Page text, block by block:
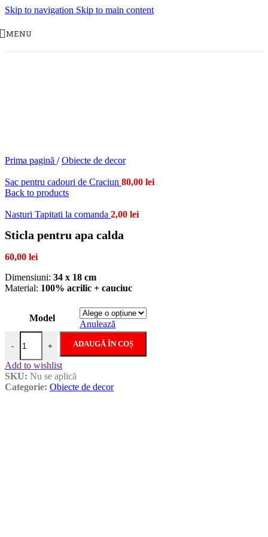
Skip to navigation Skip to main content
MENU
Prima pagină / Obiecte de decor
Sac pentru cadouri de Craciun 80,00 lei
Back to products
Nasturi Tapitati la comanda 2,00 lei
Sticla pentru apa calda
60,00 lei
Dimensiuni: 34 x 18 cm
Material: 100% acrilic + cauciuc
Model
Anulează
-
Cantitate Sticla pentru apa calda
+ ADAUGĂ ÎN COȘ
Add to wishlist
SKU: Nu se aplică
Categorie: Obiecte de decor